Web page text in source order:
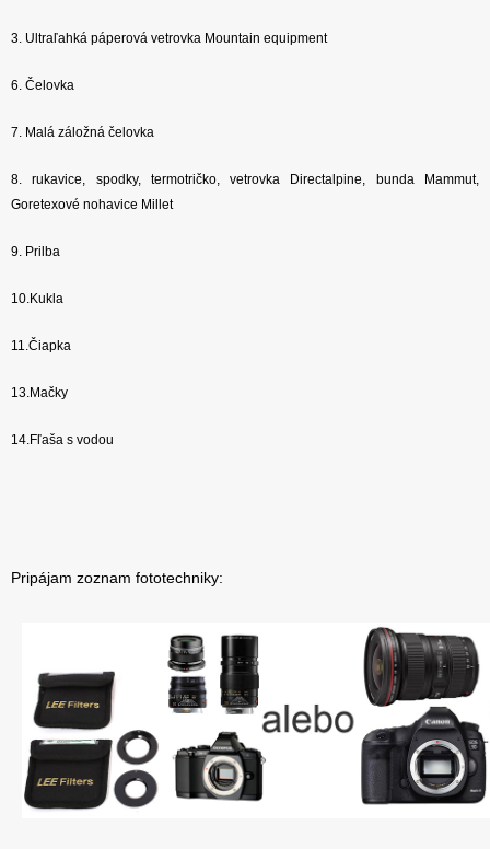
3. Ultraľahká páperová vetrovka Mountain equipment
6. Čelovka
7. Malá záložná čelovka
8. rukavice, spodky, termotričko, vetrovka Directalpine, bunda Mammut,
Goretexové nohavice Millet
9. Prilba
10.Kukla
11.Čiapka
13.Mačky
14.Fľaša s vodou
Pripájam zoznam fototechniky: